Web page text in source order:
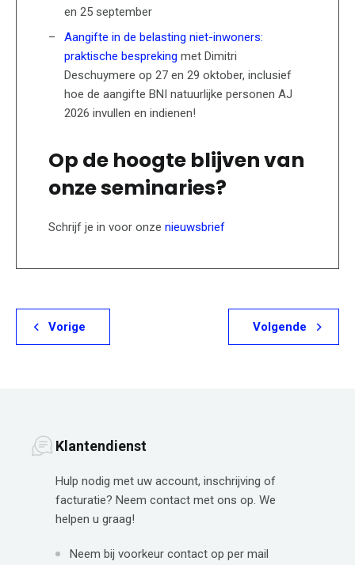
en 25 september
Aangifte in de belasting niet-inwoners:
praktische bespreking met Dimitri
Deschuymere op 27 en 29 oktober, inclusief
hoe de aangifte BNI natuurlijke personen AJ
2026 invullen en indienen!
Op de hoogte blijven van
onze seminaries?
Schrijf je in voor onze nieuwsbrief
Vorige Volgende
Klantendienst
Hulp nodig met uw account, inschrijving of
facturatie? Neem contact met ons op. We
helpen u graag!
Neem bij voorkeur contact op per mail